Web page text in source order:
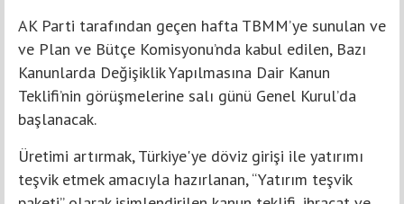
AK Parti tarafından geçen hafta TBMM’ye sunulan ve
ve Plan ve Bütçe Komisyonu’nda kabul edilen, Bazı
Kanunlarda Değişiklik Yapılmasına Dair Kanun
Teklifi’nin görüşmelerine salı günü Genel Kurul’da
başlanacak.
Üretimi artırmak, Türkiye'ye döviz girişi ile yatırımı
teşvik etmek amacıyla hazırlanan, “Yatırım teşvik